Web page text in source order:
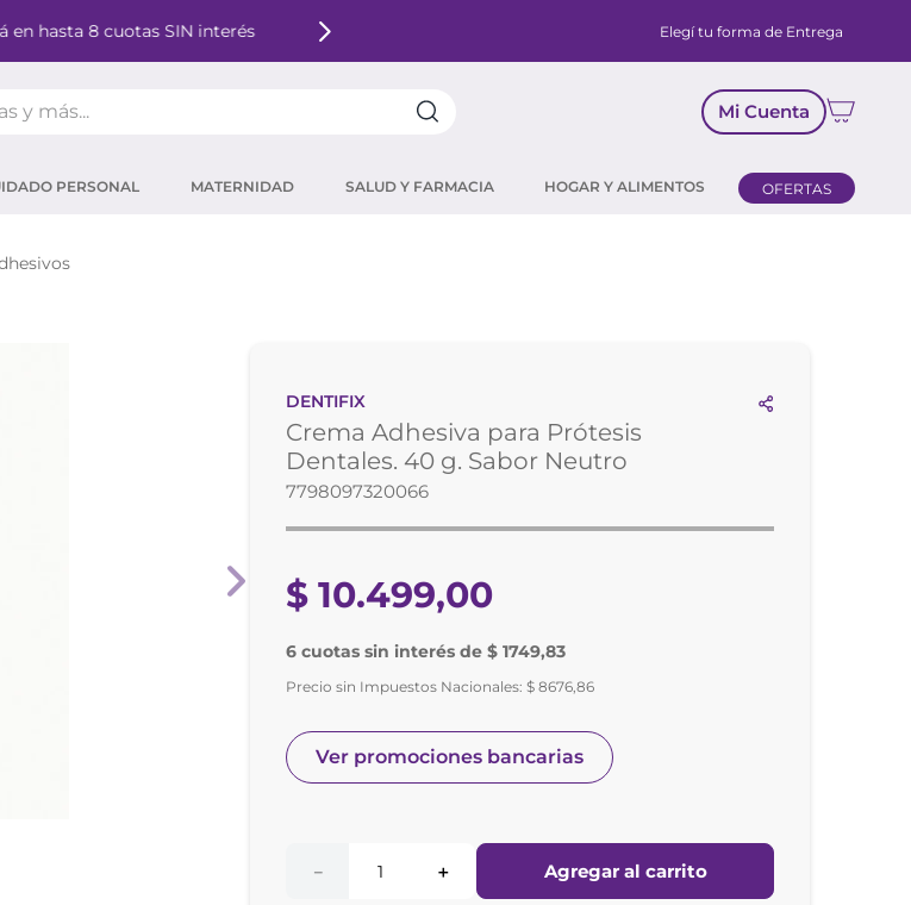
en hasta 8 cuotas SIN interés Elegí tu forma de Entrega
Mi Cuenta
PERSONAL MATERNIDAD SALUD Y FARMACIA HOGAR Y ALIMENTOS OFERTAS
DENTIFIX
Crema Adhesiva para Prótesis
Dentales. 40 g. Sabor Neutro
7798097320066
$ 10.499,00
6 cuotas sin interés de $ 1749,83
Precio sin Impuestos Nacionales:$ 8676,86
Ver promociones bancarias
＋
－ Agregar al carrito